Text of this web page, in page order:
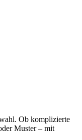
Ob komplizierte
Muster – mit